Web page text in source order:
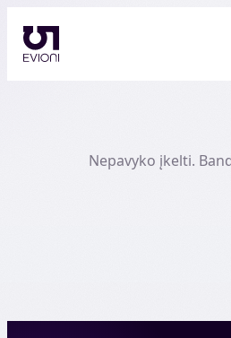
Nepavyko įkelti.